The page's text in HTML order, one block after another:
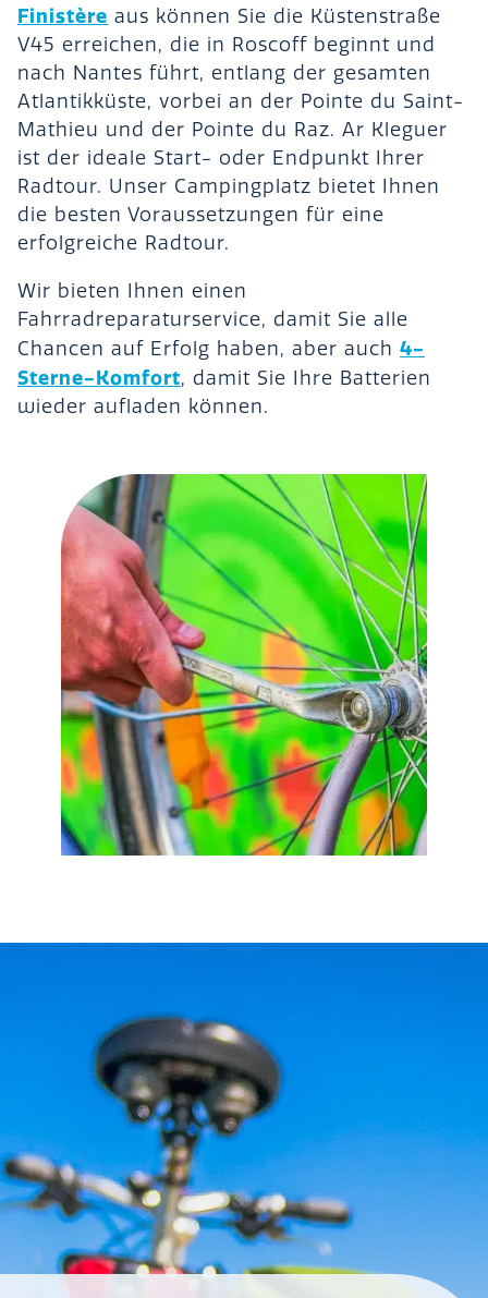
Finistère aus können Sie die Küstenstraße
V45 erreichen, die in Roscoff beginnt und
nach Nantes führt, entlang der gesamten
Atlantikküste, vorbei an der Pointe du Saint-
Mathieu und der Pointe du Raz. Ar Kleguer
ist der ideale Start- oder Endpunkt Ihrer
Radtour. Unser Campingplatz bietet Ihnen
die besten Voraussetzungen für eine
erfolgreiche Radtour.
Wir bieten Ihnen einen
Fahrradreparaturservice, damit Sie alle
Chancen auf Erfolg haben, aber auch 4-
Sterne-Komfort, damit Sie Ihre Batterien
wieder aufladen können.